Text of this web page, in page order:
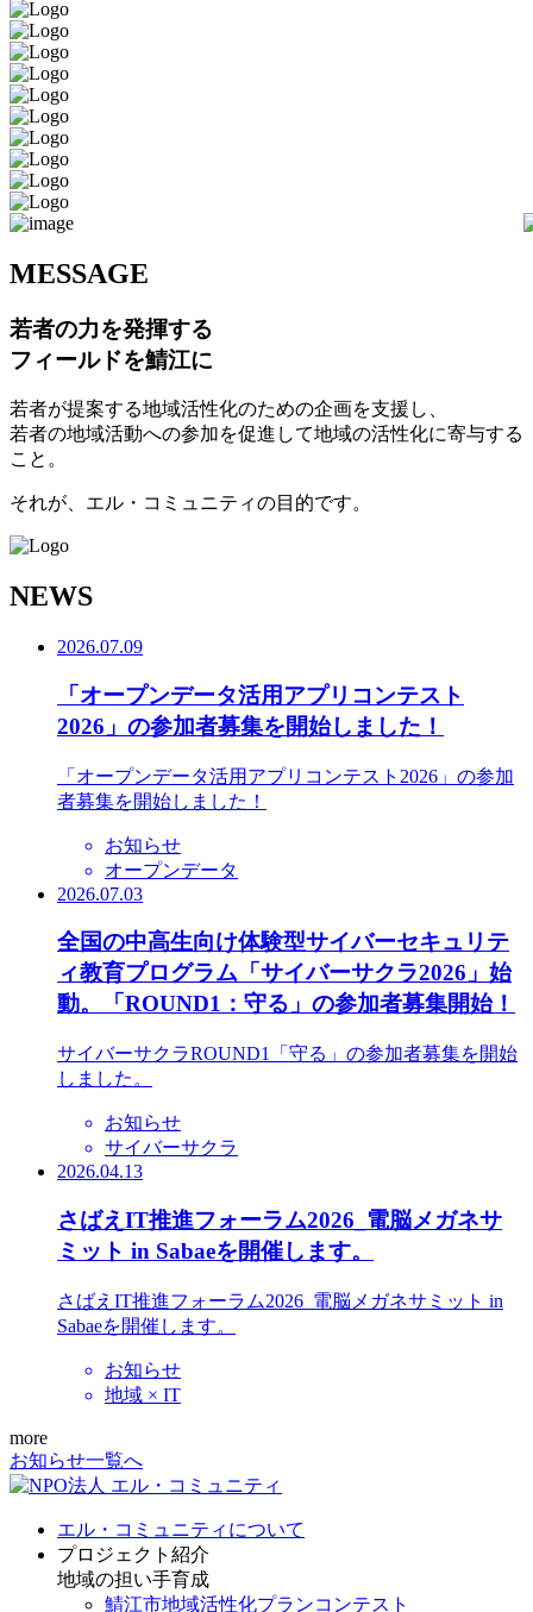
MESSAGE
若者の力を発揮する
フィールドを鯖江に
若者が提案する地域活性化のための企画を支援し、
若者の地域活動への参加を促進して地域の活性化に寄与する
こと。
それが、エル・コミュニティの目的です。
NEWS
2026.07.09
「オープンデータ活用アプリコンテスト
2026」の参加者募集を開始しました！
「オープンデータ活用アプリコンテスト2026」の参加
者募集を開始しました！
お知らせ
オープンデータ
2026.07.03
全国の中高生向け体験型サイバーセキュリテ
ィ教育プログラム「サイバーサクラ2026」始
動。「ROUND1：守る」の参加者募集開始！
サイバーサクラROUND1「守る」の参加者募集を開始
しました。
お知らせ
サイバーサクラ
2026.04.13
さばえIT推進フォーラム2026_電脳メガネサ
ミット in Sabaeを開催します。
さばえIT推進フォーラム2026_電脳メガネサミット in
Sabaeを開催します。
お知らせ
地域 × IT
more
お知らせ一覧へ
エル・コミュニティについて
プロジェクト紹介
地域の担い手育成
鯖江市地域活性化プランコンテスト